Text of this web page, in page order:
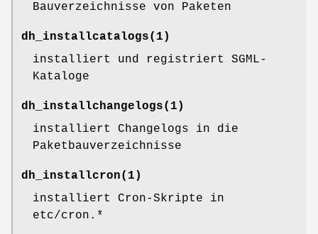
Bauverzeichnisse von Paketen
dh_installcatalogs(1)
installiert und registriert SGML-
Kataloge
dh_installchangelogs(1)
installiert Changelogs in die
Paketbauverzeichnisse
dh_installcron(1)
installiert Cron-Skripte in
etc/cron.*